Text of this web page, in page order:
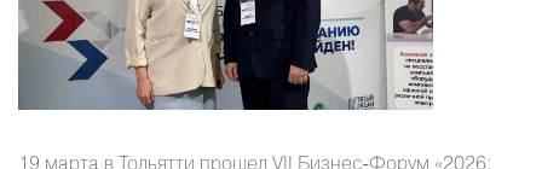
19 марта в Тольятти прошел VII Бизнес-Форум «2026: